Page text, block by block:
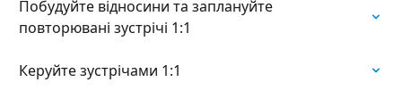
Побудуйте відносини та заплануйте
повторювані зустрічі 1:1
Керуйте зустрічами 1:1